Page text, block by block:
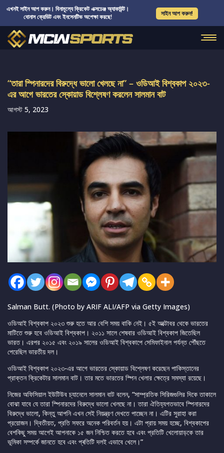
এখনই সাইন আপ করুন। বিনামূল্যে ক্রিকেট এক্সচেঞ্জ অ্যাকাউন্ট।
বোনাস ক্রেডিট এবং ইনসেনটিভ অপেক্ষা করছে!
সাইন আপ করুন!
“তারা স্পিনারদের বিরুদ্ধে ভালো খেলছে না” – ওডিআই বিশ্বকাপ ২০২৩-
এর আগে ভারতের স্কোয়াড বিশ্লেষণ করলেন সালমান বাট
আগস্ট 5, 2023
Salman Butt. (Photo by ARIF ALI/AFP via Getty Images)
ওডিআই বিশ্বকাপ ২০২৩ শুরু হতে আর বেশি সময় বাকি নেই। ৫ই অক্টোবর থেকে ভারতের
মাটিতে শুরু হবে ওডিআই বিশ্বকাপ। ২০১১ সালে শেষবার ওডিআই বিশ্বকাপ জিতেছিল
ভারত। এরপর ২০১৫ এবং ২০১৯ সালের ওডিআই বিশ্বকাপে সেমিফাইনাল পর্যন্ত পৌঁছতে
পেরেছিল ভারতীয় দল।
ওডিআই বিশ্বকাপ ২০২৩-এর আগে ভারতের স্কোয়াড বিশ্লেষণ করেছেন পাকিস্তানের
প্রাক্তন ক্রিকেটার সালমান বাট। তার মতে ভারতের স্পিন খেলার ক্ষেত্রে সমস্যা রয়েছে।
নিজের অফিসিয়াল ইউটিউব চ্যানেলে সালমান বাট বলেন, “সাম্প্রতিক সিরিজগুলির দিকে তাকালে
বোঝা যাবে যে তারা স্পিনারদের বিরুদ্ধে ভালো খেলছে না। তারা ঐতিহ্যগতভাবে স্পিনারদের
বিরুদ্ধে ভালো, কিন্তু আপনি এখন সেই নিয়ন্ত্রণ দেখতে পাচ্ছেন না। এটির সুরাহা করা
প্রয়োজন। দ্বিতীয়ত, প্রতি সফরে অনেক পরিবর্তন হয়। এটা প্রায় সময় হচ্ছে, বিশ্বকাপের
বেশকিছু সময় আগেই আপনাকে ১৫ জন নিশ্চিত করতে হবে এবং প্রতিটি খেলোয়াড়কে তার
ভূমিকা সম্পর্কে জানতে হবে এবং প্ৰতিটি দলই এভাবে খেলে।”